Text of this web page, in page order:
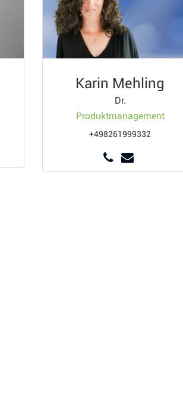
Karin Mehling
Dr.
Produktmanagement
+498261999332